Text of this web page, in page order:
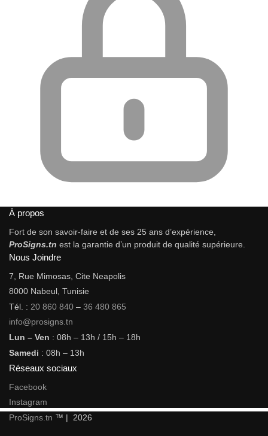
À propos
Fort de son savoir-faire et de ses 25 ans d’expérience,
ProSigns.tn est la garantie d’un produit de qualité supérieure.
Nous Joindre
7, Rue Mimosas, Cite Neapolis
8000 Nabeul, Tunisie
Tél. : 20 860 840 – 36 480 865
info@prosigns.tn
Lun – Ven : 08h – 13h / 15h – 18h
Samedi : 08h – 13h
Réseaux sociaux
Facebook
Instagram
ProSigns.tn ™ | 2026